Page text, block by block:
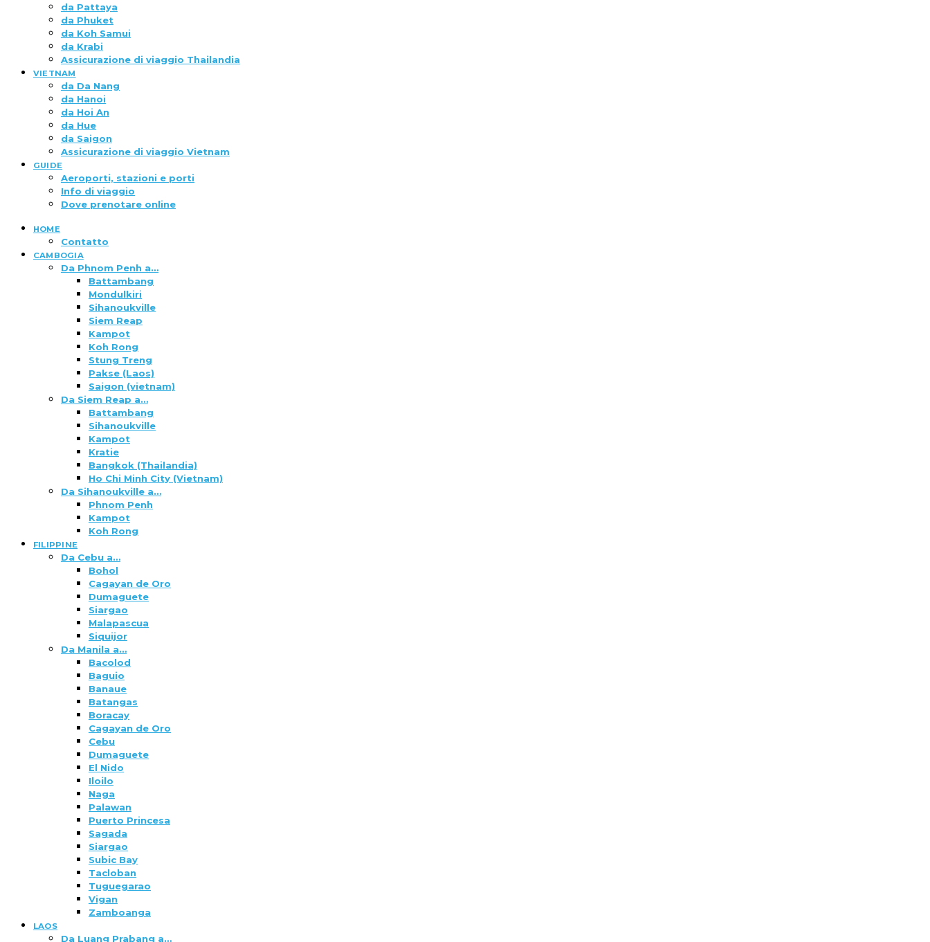
da Pattaya
da Phuket
da Koh Samui
da Krabi
Assicurazione di viaggio Thailandia
VIETNAM
da Da Nang
da Hanoi
da Hoi An
da Hue
da Saigon
Assicurazione di viaggio Vietnam
GUIDE
Aeroporti, stazioni e porti
Info di viaggio
Dove prenotare online
HOME
Contatto
CAMBOGIA
Da Phnom Penh a…
Battambang
Mondulkiri
Sihanoukville
Siem Reap
Kampot
Koh Rong
Stung Treng
Pakse (Laos)
Saigon (vietnam)
Da Siem Reap a…
Battambang
Sihanoukville
Kampot
Kratie
Bangkok (Thailandia)
Ho Chi Minh City (Vietnam)
Da Sihanoukville a…
Phnom Penh
Kampot
Koh Rong
FILIPPINE
Da Cebu a…
Bohol
Cagayan de Oro
Dumaguete
Siargao
Malapascua
Siquijor
Da Manila a…
Bacolod
Baguio
Banaue
Batangas
Boracay
Cagayan de Oro
Cebu
Dumaguete
El Nido
Iloilo
Naga
Palawan
Puerto Princesa
Sagada
Siargao
Subic Bay
Tacloban
Tuguegarao
Vigan
Zamboanga
LAOS
Da Luang Prabang a…